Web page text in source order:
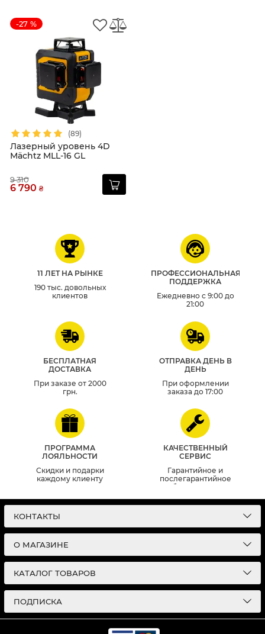
-27 %
(89)
Лазерный уровень 4D
Mächtz MLL-16 GL
9 310
6 790 ₴
11 ЛЕТ НА РЫНКЕ
190 тыс. довольных
клиентов
ПРОФЕССИОНАЛЬНАЯ
ПОДДЕРЖКА
Ежедневно с 9:00 до
21:00
БЕСПЛАТНАЯ
ДОСТАВКА
При заказе от 2000
грн.
ОТПРАВКА ДЕНЬ В
ДЕНЬ
При оформлении
заказа до 17:00
ПРОГРАММА
ЛОЯЛЬНОСТИ
Скидки и подарки
каждому клиенту
КАЧЕСТВЕННЫЙ
СЕРВИС
Гарантийное и
послегарантийное
обслуживание
КОНТАКТЫ
О МАГАЗИНЕ
КАТАЛОГ ТОВАРОВ
ПОДПИСКА